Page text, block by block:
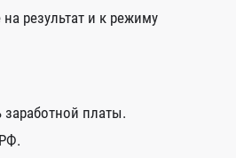
на результат и к режиму
платы.